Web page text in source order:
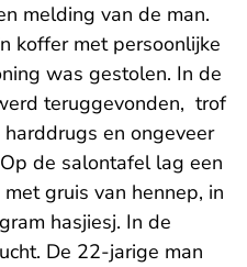
melding van de man.
koffer met persoonlijke
was gestolen. In de
teruggevonden, trof
en ongeveer
de salontafel lag een
gruis van hennep, in
hasjiesj. In de
De 22-jarige man